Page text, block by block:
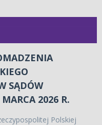
SĄDÓW
2026 R.
Polskiej